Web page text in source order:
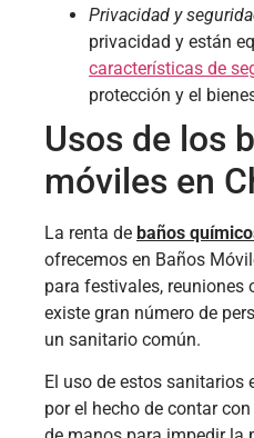
Privacidad y
privacidad y están
características de
protección y el
Usos de los
móviles en
La renta de baños
ofrecemos en Baños
para festivales, reuniones
existe gran número de
un sanitario común.
El uso de estos sanitarios
por el hecho de contar